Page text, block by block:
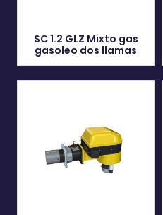
SC 1.2 GLZ Mixto gas
gasoleo dos llamas